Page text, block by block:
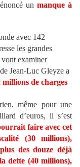
un manque à
avec 142
les grandes
vont examiner
Jean-Luc Gleyze a
de charges
même pour une
d’euros, il s’est
faire avec cet
(30 millions),
des douze déjà
dette (40 millions),